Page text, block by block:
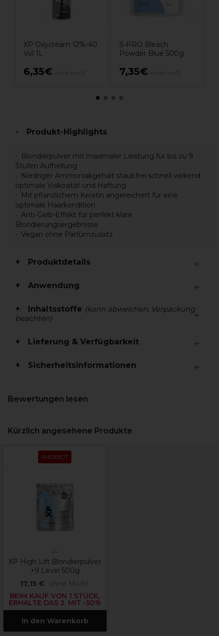
XP Oxycream 12%-40
Vol 1L
6,35€
S-PRO Bleach
Powder Blue 500g
7,35€
Produkt-Highlights
Blondierpulver mit maximaler Leistung für bis zu 9
Stufen Aufhellung
Niedriger Ammoniakgehalt staubfrei schnell wirkend
optimale Viskosität und Haftung
Mit pflanzlichem Keratin angereichert für eine
optimale Haarkondition
Anti-Gelb-Effekt für perfekt klare
Blondierungsergebnisse
Vegan ohne Parfümzusatz
Produktdetails
Anwendung
Inhaltsstoffe (kann abweichen, Verpackung
beachten)
Lieferung & Verfügbarkeit
Sicherheitsinformationen
Bewertungen lesen
Kürzlich angesehene Produkte
ANGEBOT
XP High Lift Blondierpulver
+9 Level 500g
17,15 €
ohne MwSt.
BEIM KAUF VON 1 STÜCK,
ERHALTE DAS 2. MIT -50%
In den Warenkorb